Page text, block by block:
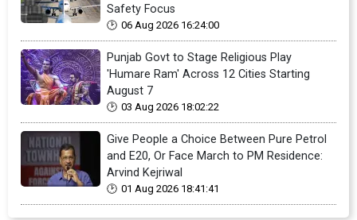
Safety Focus
06 Aug 2026 16:24:00
Punjab Govt to Stage Religious Play
'Humare Ram' Across 12 Cities Starting
August 7
03 Aug 2026 18:02:22
Give People a Choice Between Pure Petrol
and E20, Or Face March to PM Residence:
Arvind Kejriwal
01 Aug 2026 18:41:41